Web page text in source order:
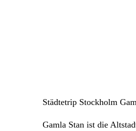
Städtetrip Stockholm
Gamla Stan ist die